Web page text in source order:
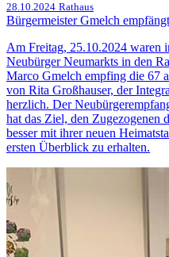
28.10.2024 Rathaus
Bürgermeister Gmelch
Am Freitag, 25.10.2024 waren
Neubürger Neumarkts in den
Marco Gmelch empfing die 67
von Rita Großhauser, der
herzlich. Der
hat das Ziel, den Zugezogenen
besser mit ihrer neuen
ersten Überblick zu erhalten.